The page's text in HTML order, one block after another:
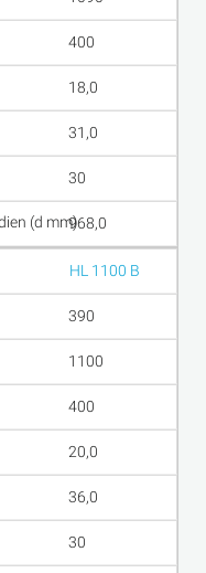
400
18,0
31,0
30
968,0
HL 1100 B
390
1100
400
20,0
36,0
30